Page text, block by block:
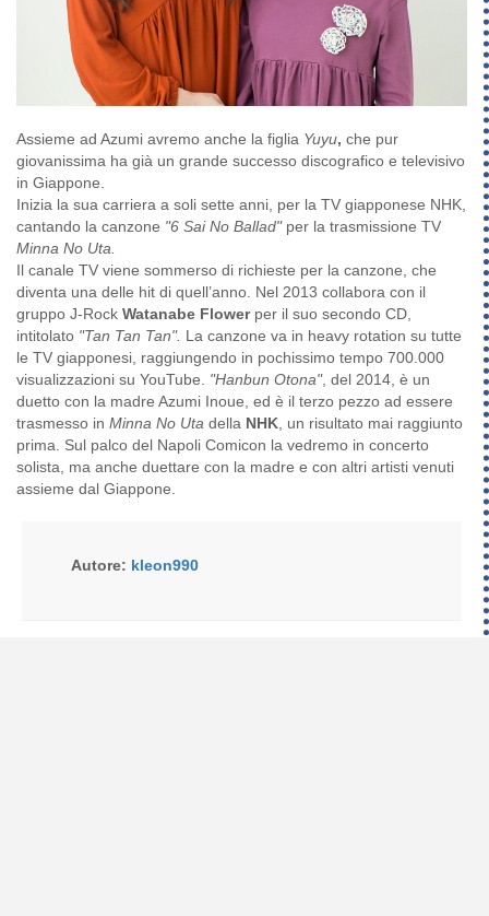
Assieme ad Azumi avremo anche la figlia Yuyu, che pur
giovanissima ha già un grande successo discografico e televisivo
in Giappone.
Inizia la sua carriera a soli sette anni, per la TV giapponese NHK,
cantando la canzone "6 Sai No Ballad"per la trasmissione TV
Minna No Uta.
Il canale TV viene sommerso di richieste per la canzone, che
diventa una delle hit di quell’anno. Nel 2013 collabora con il
gruppo J-Rock Watanabe Flowerper il suo secondo CD,
intitolato "Tan Tan Tan". La canzone va in heavy rotation su tutte
le TV giapponesi, raggiungendo in pochissimo tempo 700.000
visualizzazioni su YouTube. "Hanbun Otona", del 2014, è un
duetto con la madre Azumi Inoue, ed è il terzo pezzo ad essere
trasmesso in Minna No Uta della NHK, un risultato mai raggiunto
prima. Sul palco del Napoli Comicon la vedremo in concerto
solista, ma anche duettare con la madre e con altri artisti venuti
assieme dal Giappone.
Autore: kleon990